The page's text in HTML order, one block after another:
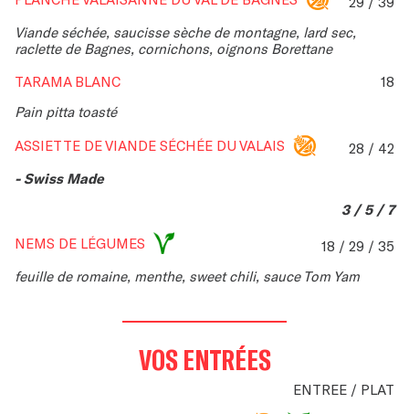
Viande séchée, saucisse sèche de montagne, lard sec,
raclette de Bagnes, cornichons, oignons Borettane
TARAMA BLANC
18
Pain pitta toasté
ASSIETTE DE VIANDE SÉCHÉE DU VALAIS
28 / 42
- Swiss Made
3 / 5 / 7
NEMS DE LÉGUMES
18 / 29 / 35
feuille de romaine, menthe, sweet chili, sauce Tom Yam
VOS ENTRÉES
ENTREE / PLAT